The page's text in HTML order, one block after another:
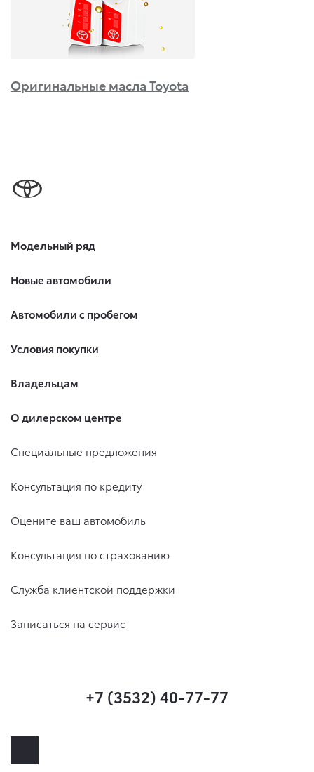
Оригинальные масла Toyota
Модельный ряд
Новые автомобили
Автомобили с пробегом
Условия покупки
Владельцам
О дилерском центре
Специальные предложения
Консультация по кредиту
Оцените ваш автомобиль
Консультация по страхованию
Служба клиентской поддержки
Записаться на сервис
+7 (3532) 40-77-77